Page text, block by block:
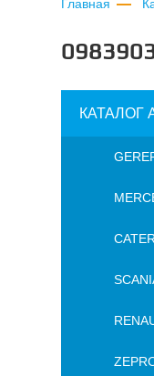
Главная
КАТАЛОГ